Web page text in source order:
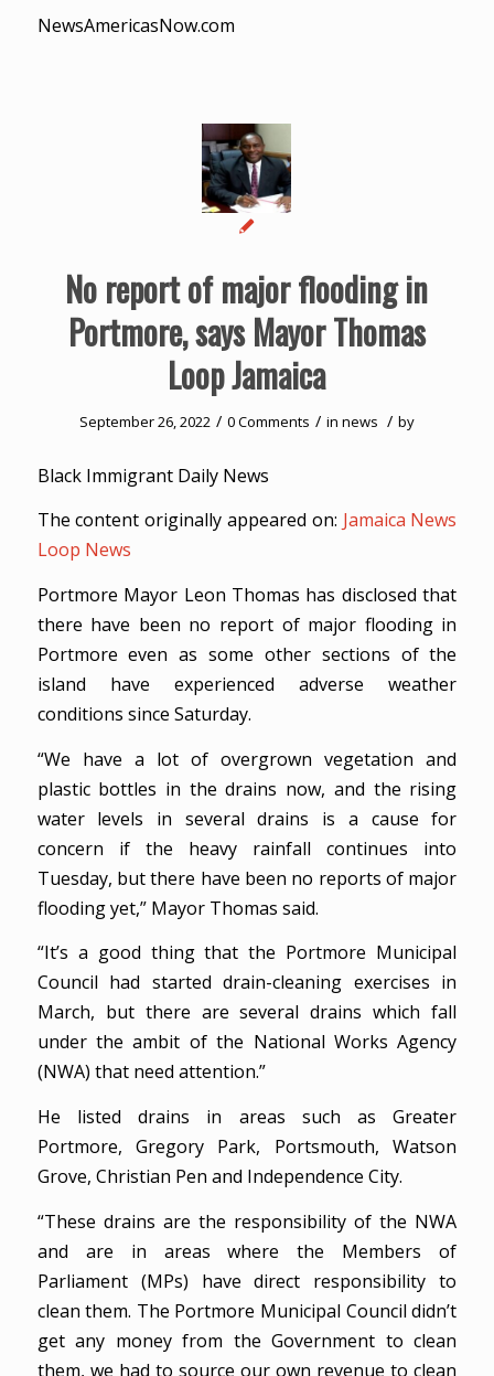
NewsAmericasNow.com
No report of major flooding in
Portmore, says Mayor Thomas
Loop Jamaica
September 26, 2022 / 0 Comments / in news / by
Black Immigrant Daily News
The content originally appeared on: Jamaica News
Loop News
Portmore Mayor Leon Thomas has disclosed that
there have been no report of major flooding in
Portmore even as some other sections of the
island have experienced adverse weather
conditions since Saturday.
“We have a lot of overgrown vegetation and
plastic bottles in the drains now, and the rising
water levels in several drains is a cause for
concern if the heavy rainfall continues into
Tuesday, but there have been no reports of major
flooding yet,” Mayor Thomas said.
“It’s a good thing that the Portmore Municipal
Council had started drain-cleaning exercises in
March, but there are several drains which fall
under the ambit of the National Works Agency
(NWA) that need attention.”
He listed drains in areas such as Greater
Portmore, Gregory Park, Portsmouth, Watson
Grove, Christian Pen and Independence City.
“These drains are the responsibility of the NWA
and are in areas where the Members of
Parliament (MPs) have direct responsibility to
clean them. The Portmore Municipal Council didn’t
get any money from the Government to clean
them, we had to source our own revenue to clean